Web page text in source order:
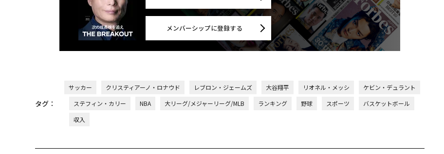
メンバーシップに登録する
タグ：
サッカー クリスティアーノ・ロナウド レブロン・ジェームズ 大谷翔平 リオネル・メッシ
ケビン・デュラント
ステフィン・カリー
NBA 大リーグ/メジャーリーグ/MLB ランキング 野球 スポーツ
バスケットボール
収入